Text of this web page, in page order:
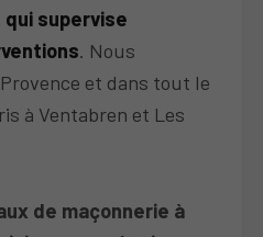
supervise
. Nous
et dans tout le
à Ventabren et Les
de maçonnerie à